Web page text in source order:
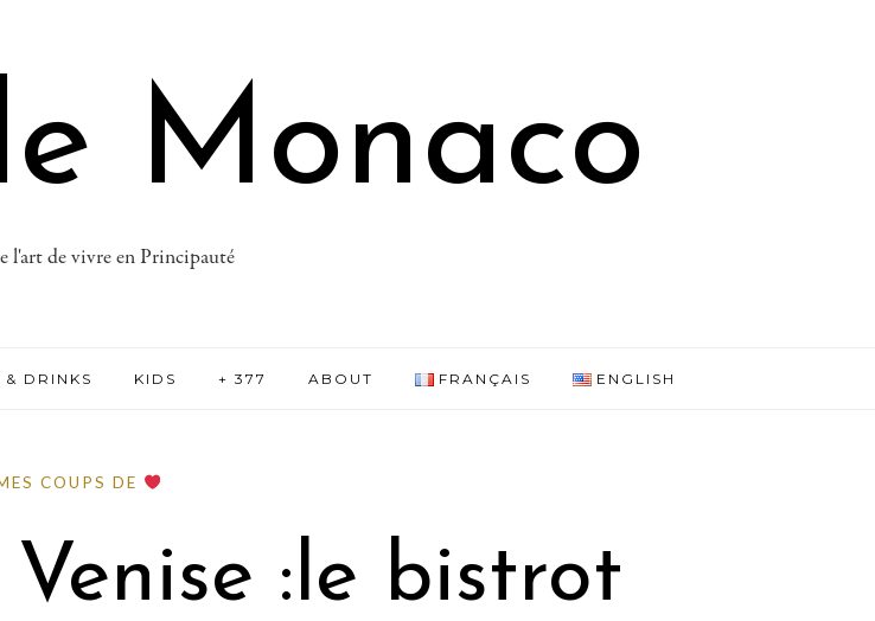
Monaco
l'art de vivre en Principauté
DRINKS KIDS + 377 ABOUT FRANÇAIS ENGLISH
COUPS DE
:le bistrot